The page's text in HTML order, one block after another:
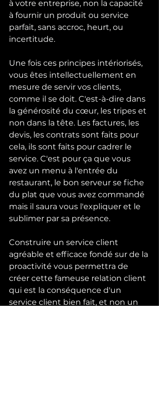
à votre entreprise, non la capacité
à fournir un produit ou service
parfait, sans accroc, heurt, ou
incertitude.
Une fois ces principes intériorisés,
vous êtes intellectuellement en
mesure de servir vos clients,
comme il se doit. C'est-à-dire dans
la générosité du cœur, les tripes et
non dans la tête. Les factures, les
devis, les contrats sont faits pour
cela, ils sont faits pour cadrer le
service. C'est pour ça que vous
avez un menu à l'entrée du
restaurant, le bon serveur se fiche
du plat que vous avez commandé
mais il saura vous l'expliquer et le
sublimer par sa présence.
Construire un service client
agréable et efficace fondé sur de la
proactivité vous permettra de
créer cette fameuse relation client
qui est la conséquence d'un
service client bien fait, et non un